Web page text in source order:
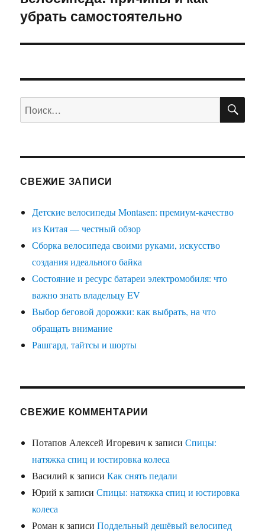
убрать самостоятельно
Искать:
СВЕЖИЕ ЗАПИСИ
Детские велосипеды Montasen: премиум-качество
из Китая — честный обзор
Сборка велосипеда своими руками, искусство
создания идеального байка
Состояние и ресурс батареи электромобиля: что
важно знать владельцу EV
Выбор беговой дорожки: как выбрать, на что
обращать внимание
Рашгард, тайтсы и шорты
СВЕЖИЕ КОММЕНТАРИИ
Потапов Алексей Игоревичк записиСпицы:
натяжка спиц и юстировка колеса
Василий к записиКак снять педали
Юрий к записиСпицы: натяжка спиц и юстировка
колеса
Роман к записиПоддельный дешёвый велосипед